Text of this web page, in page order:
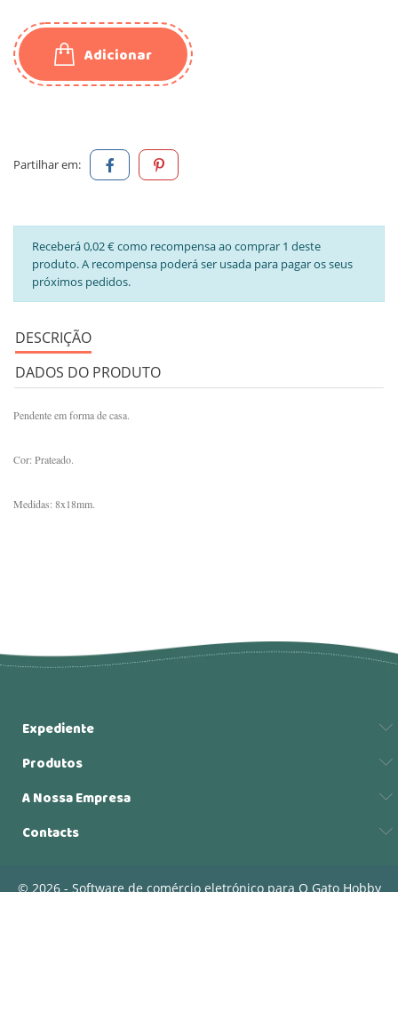
Adicionar
Partilhar em:
Receberá 0,02 € como recompensa ao comprar 1 deste
produto. A recompensa poderá ser usada para pagar os seus
próximos pedidos.
DESCRIÇÃO
DADOS DO PRODUTO
Pendente em forma de casa.
Cor: Prateado.
Medidas: 8x18mm.
Expediente
Produtos
A Nossa Empresa
Contacts
© 2026 - Software de comércio eletrónico para O Gato Hobby